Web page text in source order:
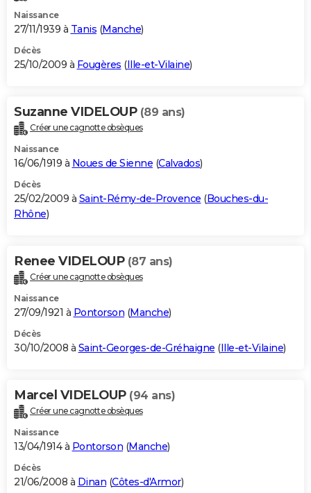
Naissance
27/11/1939 à Tanis (Manche)
Décès
25/10/2009 à Fougères (Ille-et-Vilaine)
Suzanne VIDELOUP (89 ans)
Créer une cagnotte obsèques
Naissance
16/06/1919 à Noues de Sienne (Calvados)
Décès
25/02/2009 à Saint-Rémy-de-Provence (Bouches-du-
Rhône)
Renee VIDELOUP (87 ans)
Créer une cagnotte obsèques
Naissance
27/09/1921 à Pontorson (Manche)
Décès
30/10/2008 à Saint-Georges-de-Gréhaigne (Ille-et-Vilaine)
Marcel VIDELOUP (94 ans)
Créer une cagnotte obsèques
Naissance
13/04/1914 à Pontorson (Manche)
Décès
21/06/2008 à Dinan (Côtes-d'Armor)